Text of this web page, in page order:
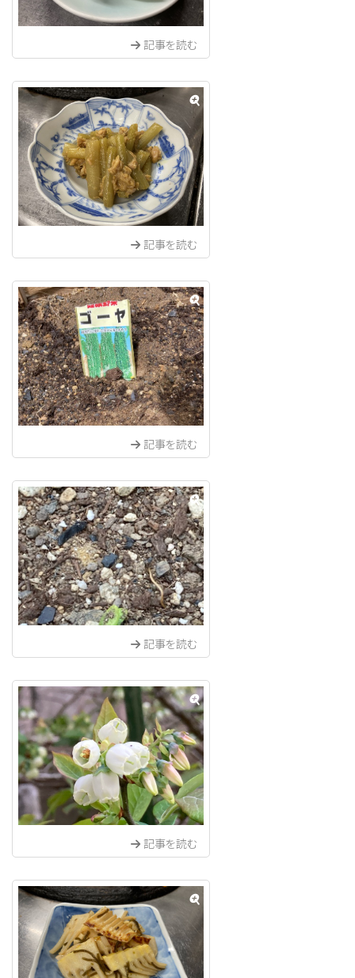
記事を読む
記事を読む
記事を読む
記事を読む
記事を読む